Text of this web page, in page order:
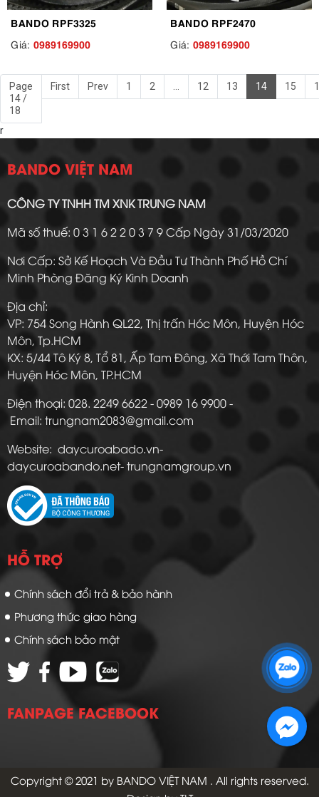
BANDO RPF3325
Giá: 0989169900
BANDO RPF2470
Giá: 0989169900
Page
14 /
18
First Prev 1 2 12 13 14 15
r
BANDO VIỆT NAM
CÔNG TY TNHH TM XNK TRUNG NAM
Mã số thuế: 0 3 1 6 2 2 0 3 7 9 Cấp Ngày 31/03/2020
Nơi Cấp: Sở Kế Hoạch Và Đầu Tư Thành Phố Hồ Chí
Minh Phòng Đăng Ký Kinh Doanh
Địa chỉ:
VP: 754 Song Hành QL22, Thị trấn Hóc Môn, Huyện Hóc
Môn, Tp.HCM
KX: 5/44 Tô Ký 8, Tổ 81, Ấp Tam Đông, Xã Thới Tam Thôn,
Huyện Hóc Môn, TP.HCM
Điện thoại: 028. 2249 6622 - 0989 16 9900 -
Email: trungnam2083@gmail.com
Website: daycuroabado.vn-
daycuroabando.net- trungnamgroup.vn
HỖ TRỢ
Chính sách đổi trả & bảo hành
Phương thức giao hàng
Chính sách bảo mật
FANPAGE FACEBOOK
Copyright © 2021 by BANDO VIỆT NAM . All rights reserved.
Zalo 2: 0972 14 9900